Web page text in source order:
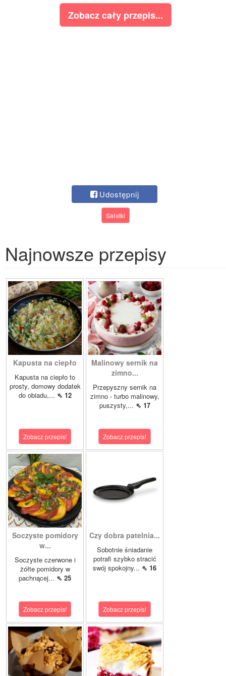
Zobacz cały przepis...
Udostępnij
Sałatki
Najnowsze przepisy
Kapusta na ciepło
Kapusta na ciepło to
prosty, domowy dodatek
do obiadu,... ⇖ 12
Zobacz przepis!
Malinowy sernik na
zimno...
Przepyszny sernik na
zimno - turbo malinowy,
puszysty,... ⇖ 17
Zobacz przepis!
Soczyste pomidory
w...
Soczyste czerwone i
żółte pomidory w
pachnącej... ⇖ 25
Zobacz przepis!
Czy dobra patelnia...
Sobotnie śniadanie
potrafi szybko stracić
swój spokojny... ⇖ 16
Zobacz przepis!